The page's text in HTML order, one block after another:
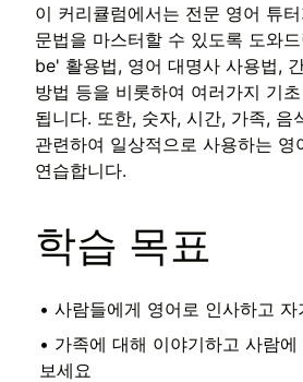
이 커리큘럼에서는 전문 영어 튜
문법을 마스터할 수 있도록 도와
be' 활용법, 영어 대명사 사용법,
방법 등을 비롯하여 여러가지 기
됩니다. 또한, 숫자, 시간, 가족, 음
관련하여 일상적으로 사용하는 영
연습합니다.
학습 목표
• 사람들에게 영어로 인사하고
• 가족에 대해 이야기하고 사람에
보세요